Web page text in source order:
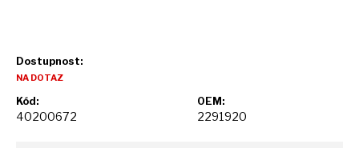
Dostupnost:
NA DOTAZ
Kód:
40200672
OEM:
2291920